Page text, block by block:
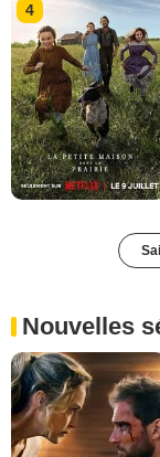
4
Nouvelles